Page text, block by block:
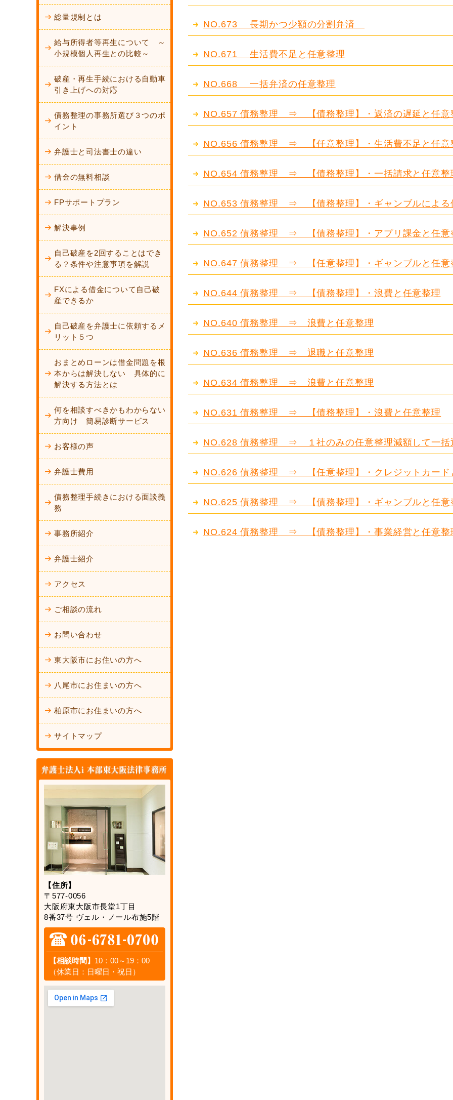
NO.673 長期かつ少額の分割弁済
NO.671 生活費不足と任意整理
NO.668 一括弁済の任意整理
NO.657 債務整理 ⇒ 【債務整理】・返済の遅延と任意
NO.656 債務整理 ⇒ 【任意整理】・生活費不足と任意
NO.654 債務整理 ⇒ 【債務整理】・一括請求と任意整
NO.653 債務整理 ⇒ 【債務整理】・ギャンブルによる
NO.652 債務整理 ⇒ 【債務整理】・アプリ課金と任意
NO.647 債務整理 ⇒ 【任意整理】・ギャンブルと任意
NO.644 債務整理 ⇒ 【債務整理】・浪費と任意整理
NO.640 債務整理 ⇒ 浪費と任意整理
NO.636 債務整理 ⇒ 退職と任意整理
NO.634 債務整理 ⇒ 浪費と任意整理
NO.631 債務整理 ⇒ 【債務整理】・浪費と任意整理
NO.628 債務整理 ⇒ １社のみの任意整理減額して一括
NO.626 債務整理 ⇒ 【任意整理】・クレジットカード
NO.625 債務整理 ⇒ 【債務整理】・ギャンブルと任意
NO.624 債務整理 ⇒ 【債務整理】・事業経営と任意整
総量規制とは
給与所得者等再生について ～
小規模個人再生との比較～
破産・再生手続における自動車
引き上げへの対応
債務整理の事務所選び３つのポ
イント
弁護士と司法書士の違い
借金の無料相談
FPサポートプラン
解決事例
自己破産を2回することはでき
る？条件や注意事項を解説
FXによる借金について自己破
産できるか
自己破産を弁護士に依頼するメ
リット５つ
おまとめローンは借金問題を根
本からは解決しない 具体的に
解決する方法とは
何を相談すべきかもわからない
方向け 簡易診断サービス
お客様の声
弁護士費用
債務整理手続きにおける面談義
務
事務所紹介
弁護士紹介
アクセス
ご相談の流れ
お問い合わせ
東大阪市にお住いの方へ
八尾市にお住まいの方へ
柏原市にお住まいの方へ
サイトマップ
【住所】
〒577-0056
大阪府東大阪市長堂1丁目
8番37号 ヴェル・ノール布施5階
【相談時間】 10：00～19：00
（休業日：日曜日・祝日）